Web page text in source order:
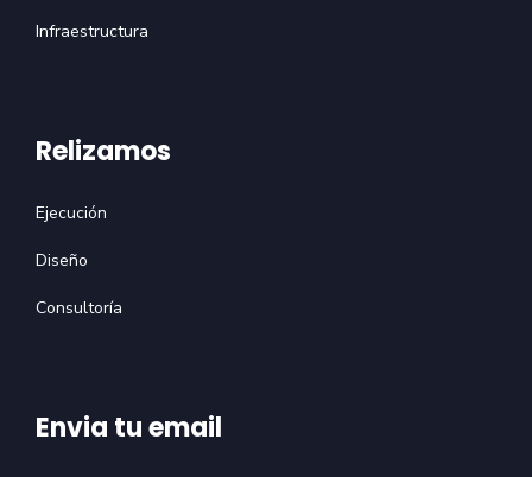
Infraestructura
Relizamos
Ejecución
Diseño
Consultoría
Envia tu email